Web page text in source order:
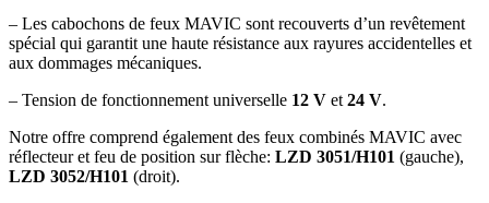
– Les cabochons de feux MAVIC sont recouverts d’un revêtement
spécial qui garantit une haute résistance aux rayures accidentelles et
aux dommages mécaniques.
– Tension de fonctionnement universelle 12 V et 24 V.
Notre offre comprend également des feux combinés MAVIC avec
réflecteur et feu de position sur flèche: LZD 3051/H101 (gauche),
LZD 3052/H101 (droit).